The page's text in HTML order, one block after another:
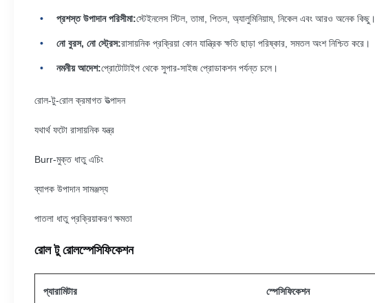
প্রশস্ত উপাদান পরিসীমা:স্টেইনলেস স্টিল, তামা, পিতল, অ্যালুমিনিয়াম, নিকেল এবং আরও অনেক কিছু।
নো বুরস, নো স্ট্রেস:রাসায়নিক প্রক্রিয়া কোন যান্ত্রিক ক্ষতি ছাড়া পরিষ্কার, সমতল অংশ নিশ্চিত করে।
নমনীয় আদেশ:প্রোটোটাইপ থেকে সুপার-সাইজ প্রোডাকশন পর্যন্ত চলে।
রোল-টু-রোল ক্রমাগত উত্পাদন
যথার্থ ফটো রাসায়নিক যন্ত্র
Burr-মুক্ত ধাতু এচিং
ব্যাপক উপাদান সামঞ্জস্য
পাতলা ধাতু প্রক্রিয়াকরণ ক্ষমতা
রোল টু রোলস্পেসিফিকেশন
প্যারামিটার স্পেসিফিকেশন